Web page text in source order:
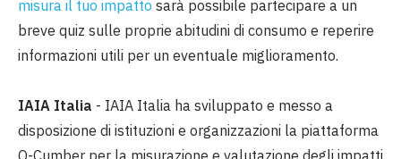
misura il tuo impatto sarà possibile partecipare a un
breve quiz sulle proprie abitudini di consumo e reperire
informazioni utili per un eventuale miglioramento.
IAIA Italia - IAIA Italia ha sviluppato e messo a
disposizione di istituzioni e organizzazioni la piattaforma
Q-Cumber per la misurazione e valutazione degli impatti